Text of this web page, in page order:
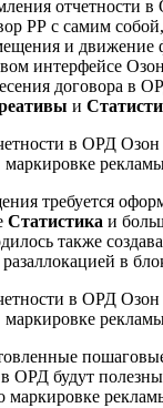
отчетности
РР с самим
и движение
интерфейсе
договора в
и
требуется
Статистика и
также
в
ОРД будут
маркировке